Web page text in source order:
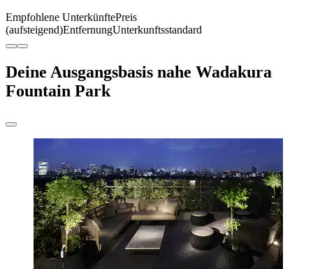
Empfohlene UnterkünftePreis
(aufsteigend)EntfernungUnterkunftsstandard
Deine Ausgangsbasis nahe Wadakura
Fountain Park